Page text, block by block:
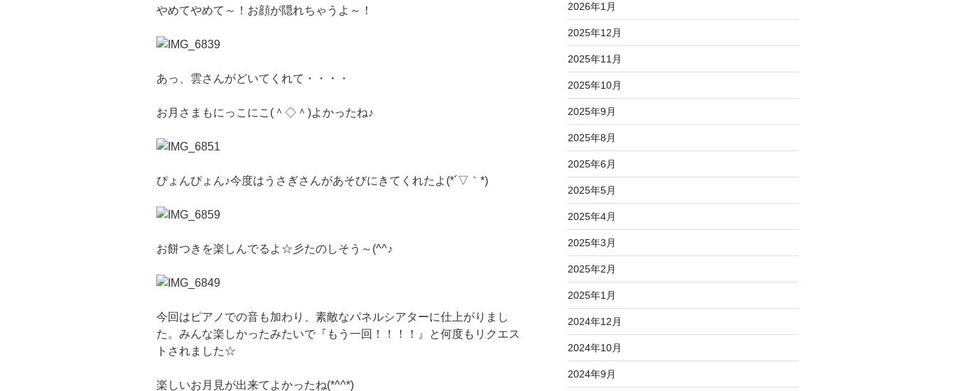
やめてやめて～！お顔が隠れちゃうよ～！
あっ、雲さんがどいてくれて・・・・
お月さまもにっこにこ(＾◇＾)よかったね♪
ぴょんぴょん♪今度はうさぎさんがあそびにきてくれたよ(*´▽｀*)
お餅つきを楽しんでるよ☆彡たのしそう～(^^♪
今回はピアノでの音も加わり、素敵なパネルシアターに仕上がりまし
た。みんな楽しかったみたいで『もう一回！！！！』と何度もリクエス
トされました☆
楽しいお月見が出来てよかったね(*^^*)
2026年1月
2025年12月
2025年11月
2025年10月
2025年9月
2025年8月
2025年6月
2025年5月
2025年4月
2025年3月
2025年2月
2025年1月
2024年12月
2024年10月
2024年9月